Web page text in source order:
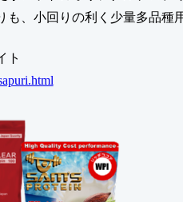
も、小回りの利く少量多品種
ト